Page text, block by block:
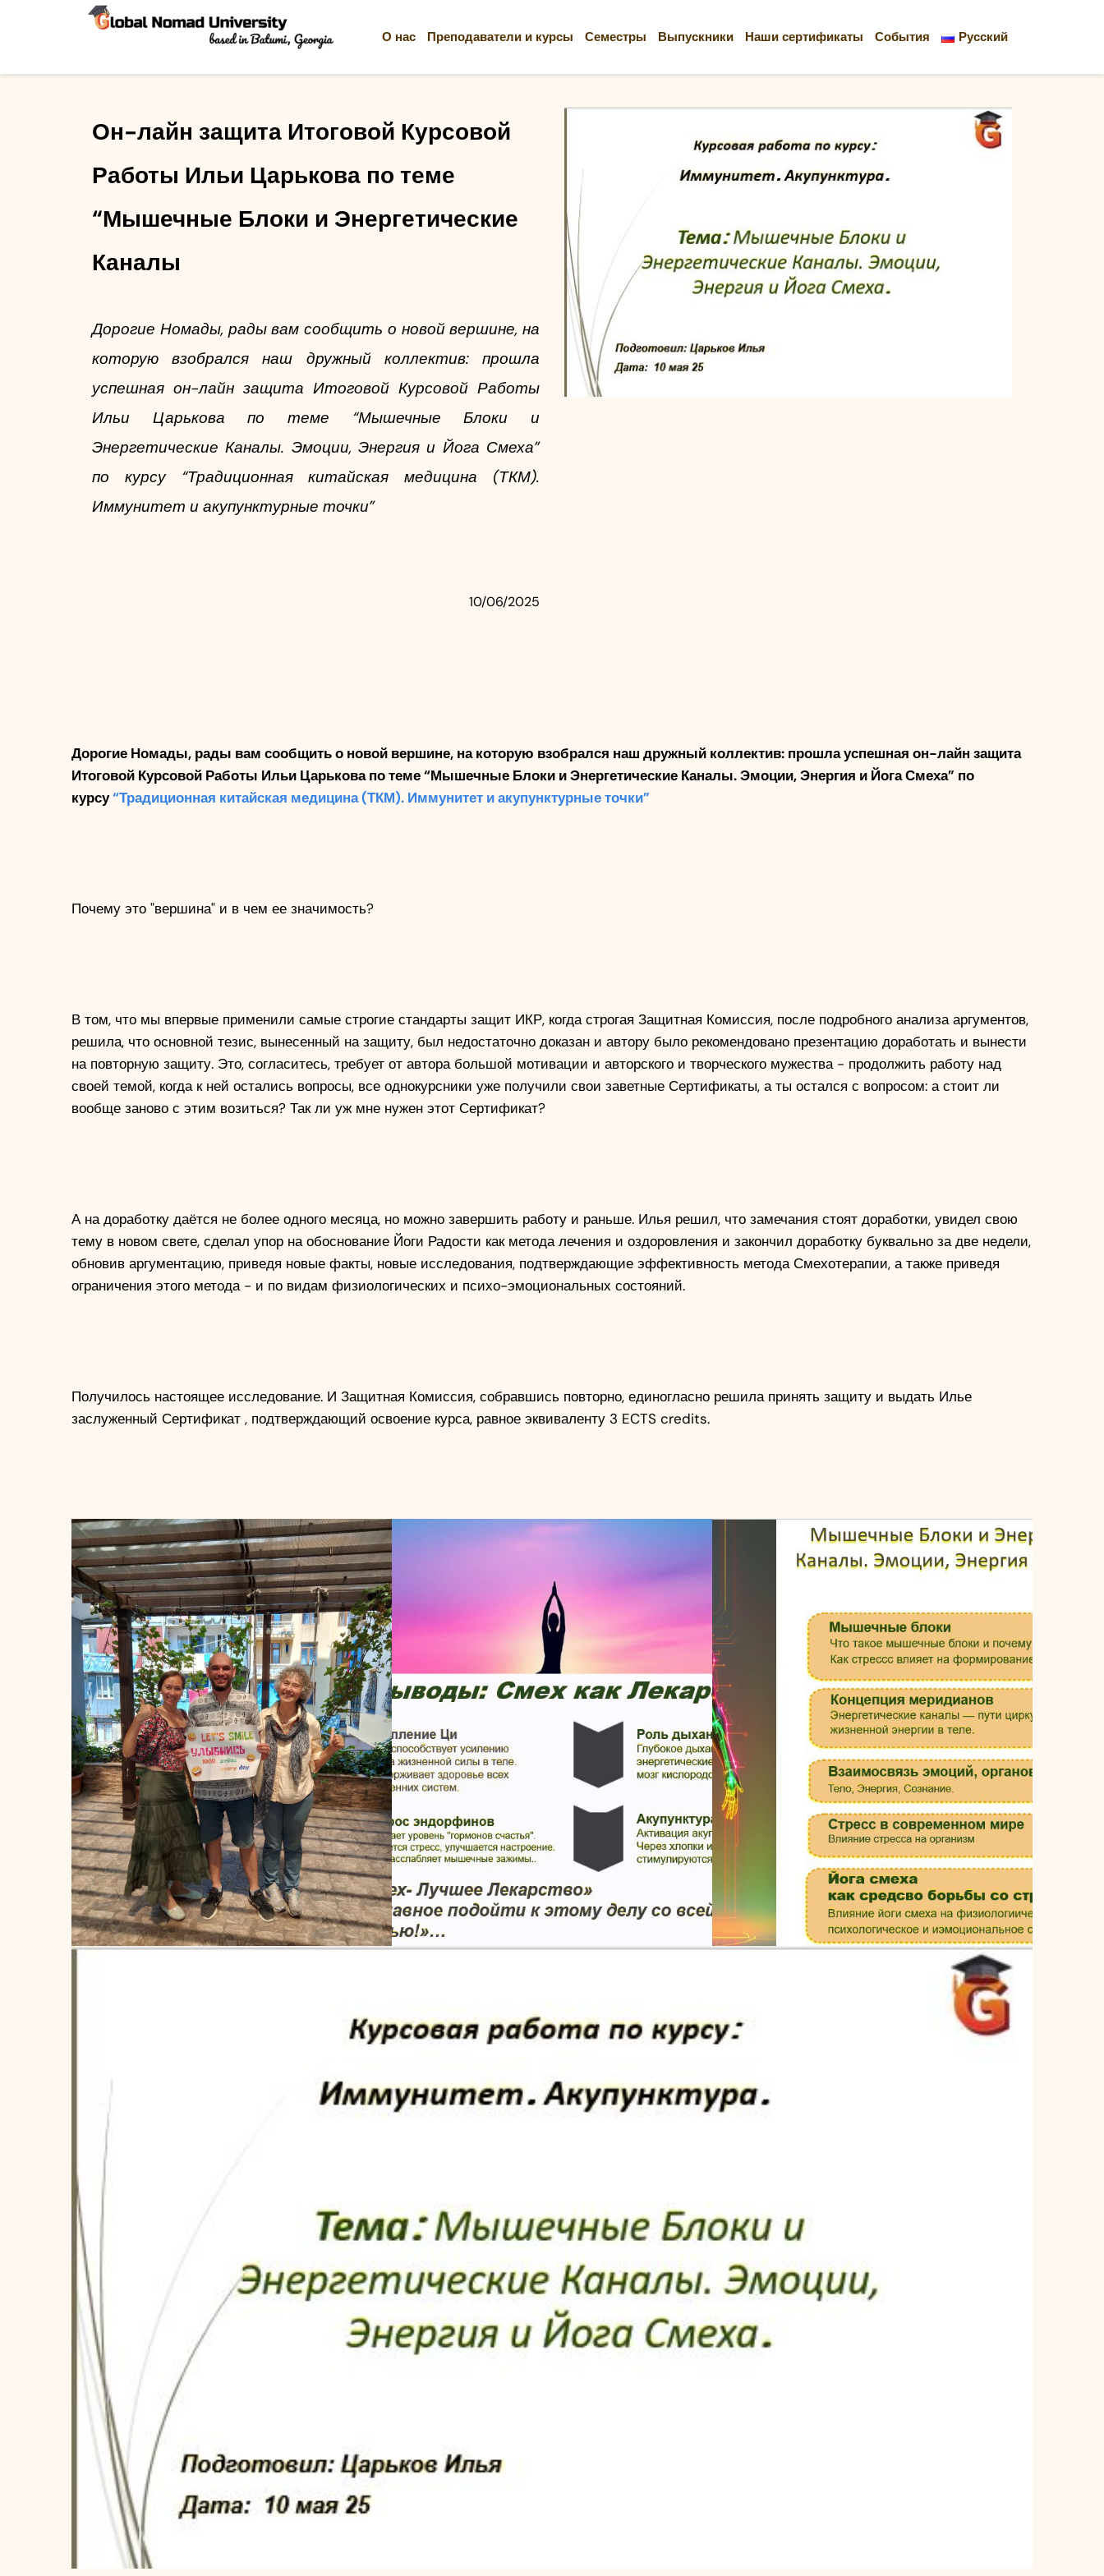
О нас Преподаватели и курсы Семестры Выпускники Наши сертификаты События Русский
Он-лайн защита Итоговой Курсовой
Работы Ильи Царькова по теме
“Мышечные Блоки и Энергетические
Каналы
Дорогие Номады, рады вам сообщить о новой вершине, на
которую взобрался наш дружный коллектив: прошла
успешная он-лайн защита Итоговой Курсовой Работы
Ильи Царькова по теме “Мышечные Блоки и
Энергетические Каналы. Эмоции, Энергия и Йога Смеха”
по курсу “Традиционная китайская медицина (ТКМ).
Иммунитет и акупунктурные точки”
10/06/2025
Дорогие Номады, рады вам сообщить о новой вершине, на которую взобрался наш дружный коллектив: прошла успешная он-лайн защита
Итоговой Курсовой Работы Ильи Царькова по теме “Мышечные Блоки и Энергетические Каналы. Эмоции, Энергия и Йога Смеха” по
курсу “Традиционная китайская медицина (ТКМ). Иммунитет и акупунктурные точки”
Почему это "вершина" и в чем ее значимость?
В том, что мы впервые применили самые строгие стандарты защит ИКР, когда строгая Защитная Комиссия, после подробного анализа аргументов,
решила, что основной тезис, вынесенный на защиту, был недостаточно доказан и автору было рекомендовано презентацию доработать и вынести
на повторную защиту. Это, согласитесь, требует от автора большой мотивации и авторского и творческого мужества - продолжить работу над
своей темой, когда к ней остались вопросы, все однокурсники уже получили свои заветные Сертификаты, а ты остался с вопросом: а стоит ли
вообще заново с этим возиться? Так ли уж мне нужен этот Сертификат?
А на доработку даётся не более одного месяца, но можно завершить работу и раньше. Илья решил, что замечания стоят доработки, увидел свою
тему в новом свете, сделал упор на обоснование Йоги Радости как метода лечения и оздоровления и закончил доработку буквально за две недели,
обновив аргументацию, приведя новые факты, новые исследования, подтверждающие эффективность метода Смехотерапии, а также приведя
ограничения этого метода - и по видам физиологических и психо-эмоциональных состояний.
Получилось настоящее исследование. И Защитная Комиссия, собравшись повторно, единогласно решила принять защиту и выдать Илье
заслуженный Сертификат , подтверждающий освоение курса, равное эквиваленту 3 ECTS credits.